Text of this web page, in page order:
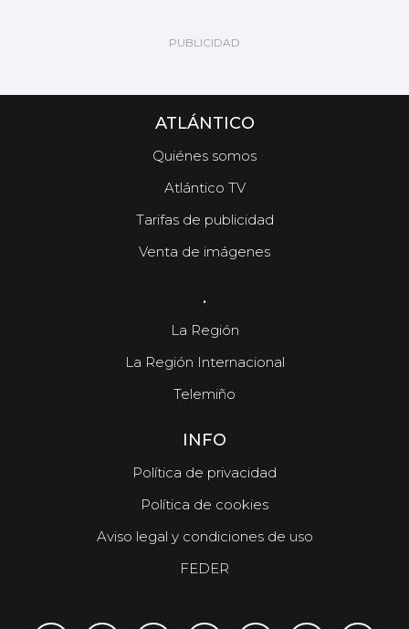
ATLÁNTICO
Quiénes somos
Atlántico TV
Tarifas de publicidad
Venta de imágenes
.
La Región
La Región Internacional
Telemiño
INFO
Política de privacidad
Política de cookies
Aviso legal y condiciones de uso
FEDER